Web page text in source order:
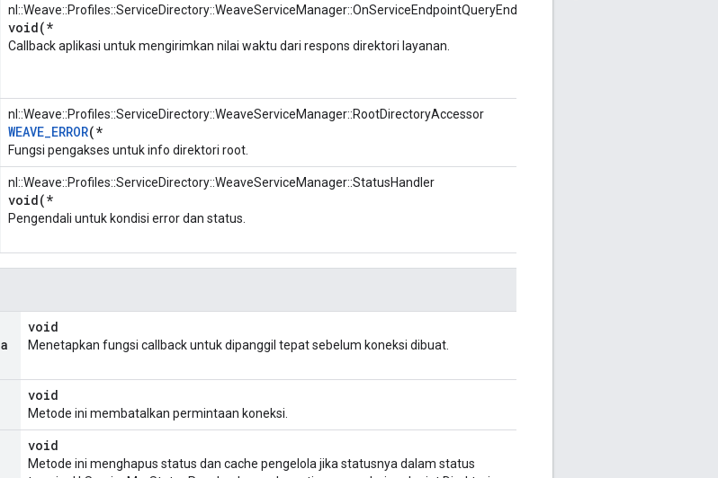
nl::Weave::Profiles::ServiceDirectory::WeaveServiceManager::OnServiceEndpointQueryEndWithTimeInfo
void(*
Callback aplikasi untuk mengirimkan nilai waktu dari respons direktori layanan.
nl::Weave::Profiles::ServiceDirectory::WeaveServiceManager::RootDirectoryAccessor
WEAVE_ERROR(*
Fungsi pengakses untuk info direktori root.
nl::Weave::Profiles::ServiceDirectory::WeaveServiceManager::StatusHandler
void(*
Pengendali untuk kondisi error dan status.
a
void
Menetapkan fungsi callback untuk dipanggil tepat sebelum koneksi dibuat.
void
Metode ini membatalkan permintaan koneksi.
void
Metode ini menghapus status dan cache pengelola jika statusnya dalam status